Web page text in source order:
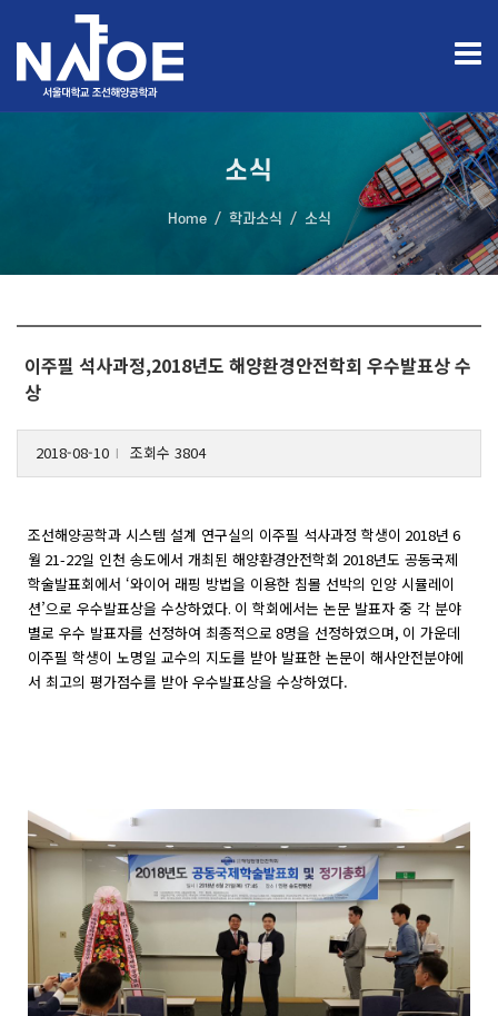
소식
Home 학과소식 소식
이주필 석사과정,2018년도 해양환경안전학회 우수발표상 수
상
2018-08-10 조회수 3804
조선해양공학과 시스템 설계 연구실의 이주필 석사과정 학생이 2018년 6
월 21-22일 인천 송도에서 개최된 해양환경안전학회 2018년도 공동국제
학술발표회에서 ‘와이어 래핑 방법을 이용한 침몰 선박의 인양 시뮬레이
션’으로 우수발표상을 수상하였다. 이 학회에서는 논문 발표자 중 각 분야
별로 우수 발표자를 선정하여 최종적으로 8명을 선정하였으며, 이 가운데
이주필 학생이 노명일 교수의 지도를 받아 발표한 논문이 해사안전분야에
서 최고의 평가점수를 받아 우수발표상을 수상하였다.